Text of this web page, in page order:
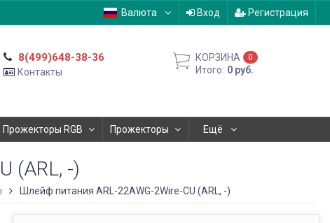
Валюта Вход Регистрация
8(499)648-38-36
Контакты
КОРЗИНА 0
Итого: 0 руб.
Прожекторы RGB Прожекторы Ещё
(ARL, -)
Шлейф питания ARL-22AWG-2Wire-CU (ARL, -)